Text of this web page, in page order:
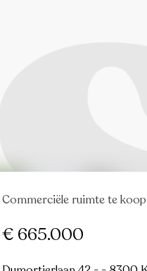
Commerciële ruimte te koop
€ 665.000